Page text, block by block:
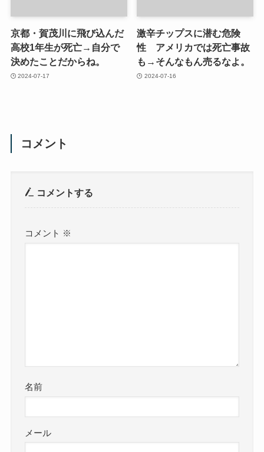
京都・賀茂川に飛び込んだ
高校1年生が死亡→自分で
決めたことだからね。
2024-07-17
激辛チップスに潜む危険
性 アメリカでは死亡事故
も→そんなもん売るなよ。
2024-07-16
コメント
コメントする
コメント ※
名前
メール